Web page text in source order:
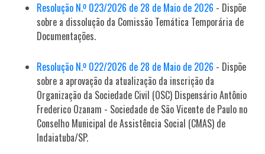
Resolução N.º 023/2026 de 28 de Maio de 2026 - Dispõe
sobre a dissolução da Comissão Temática Temporária de
Documentações.
Resolução N.º 022/2026 de 28 de Maio de 2026 - Dispõe
sobre a aprovação da atualização da inscrição da
Organização da Sociedade Civil (OSC) Dispensário Antônio
Frederico Ozanam - Sociedade de São Vicente de Paulo no
Conselho Municipal de Assistência Social (CMAS) de
Indaiatuba/SP.